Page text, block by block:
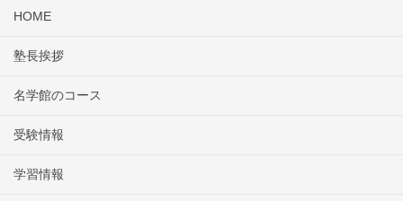
HOME
塾長挨拶
名学館のコース
受験情報
学習情報